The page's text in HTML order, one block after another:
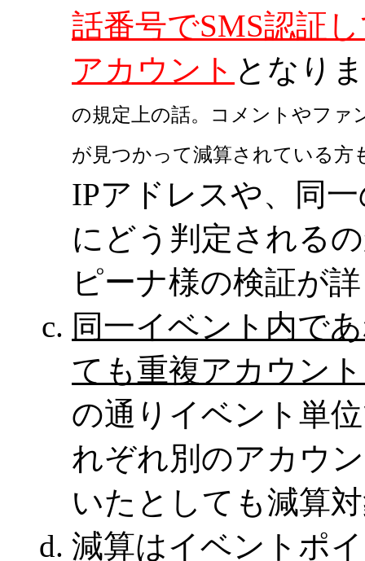
話番号でSMS認証
アカウント となり
の規定上の話。コメントやファ
が見つかって減算されている方
IPアドレスや、同
にどう判定される
ピーナ様の検証が
同一イベント内で
ても重複アカウン
の通りイベント単
れぞれ別のアカウ
いたとしても減算
減算はイベントポ